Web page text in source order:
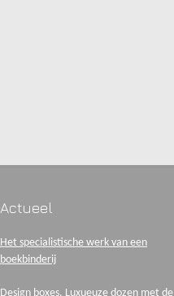
Actueel
Het specialistische werk van een
boekbinderij
Design boxes. Luxueuze dozen met de